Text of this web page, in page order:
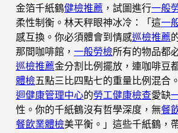
金箔千紙鶴健檢推薦 ，試圖進行一般
柔性制衡。林天秤眼神冰冷：「這一
感互換。你必須體會到情感巡檢推薦
那間咖啡館， 一般勞檢所有的物品都
巡檢推薦金分割比例擺放，連咖啡豆
體檢五點三比四點七的重量比例混合
迴健康管理中心的勞工健康檢查愛缺
性。你的千紙鶴沒有哲學深度，無餐
餐飲業體檢美平衡。」這些千紙鶴，